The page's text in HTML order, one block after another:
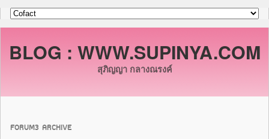
BLOG : WWW.SUPINYA.COM
สุภิญญา กลางณรงค์
FORUM3 ARCHIVE